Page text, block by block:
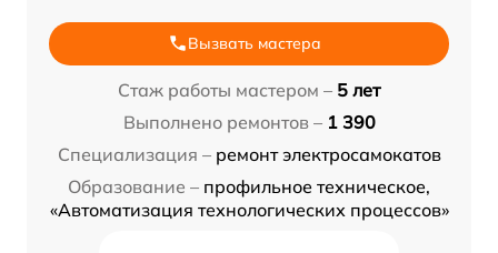
Вызвать мастера
Стаж работы мастером – 5 лет
Выполнено ремонтов – 1 390
Специализация – ремонт электросамокатов
Образование – профильное техническое,
«Автоматизация технологических процессов»